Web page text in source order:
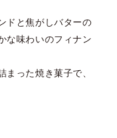
ドと焦がしバターの
な味わいのフィナン
まった焼き菓子で、